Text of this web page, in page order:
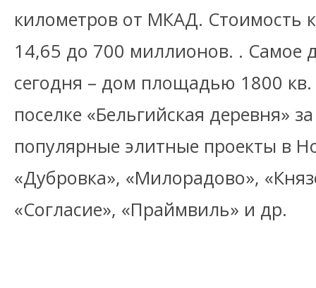
километров от МКАД. Стоимость
14,65 до 700 миллионов. . Самое
сегодня – дом площадью 1800 кв.
поселке «Бельгийская деревня»
популярные элитные проекты в
«Дубровка», «Милорадово»,
«Согласие», «Праймвиль» и др.